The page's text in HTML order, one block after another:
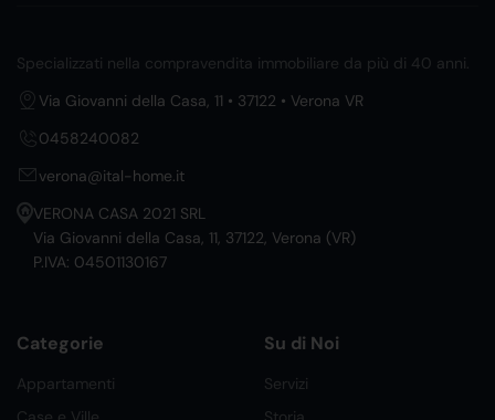
Specializzati nella compravendita immobiliare da più di 40 anni.
Via Giovanni della Casa, 11 • 37122 • Verona VR
0458240082
verona@ital-home.it
VERONA CASA 2021 SRL
Via Giovanni della Casa, 11, 37122, Verona (VR)
P.IVA: 04501130167
Categorie
Appartamenti
Su di Noi
Servizi